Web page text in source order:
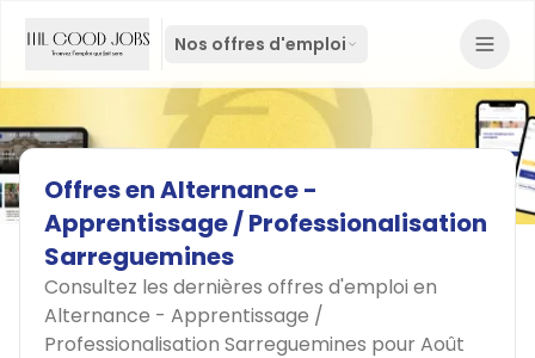
Nos offres d'emploi
OffresenAlternance-
Apprentissage/Professionalisation
Sarreguemines
Consultez les dernières offres d'emploi en
Alternance - Apprentissage /
Professionalisation Sarreguemines pour Août